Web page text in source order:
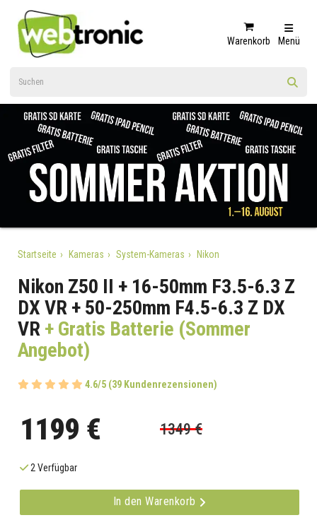
Warenkorb Menü
Startseite Kameras System-Kameras Nikon
Nikon Z50 II + 16-50mm F3.5-6.3 Z
DX VR + 50-250mm F4.5-6.3 Z DX
VR+ Gratis Batterie (Sommer
Angebot)
4.6/5 (39 Kundenrezensionen)
1199 € 1349 €
2 Verfügbar
In den Warenkorb